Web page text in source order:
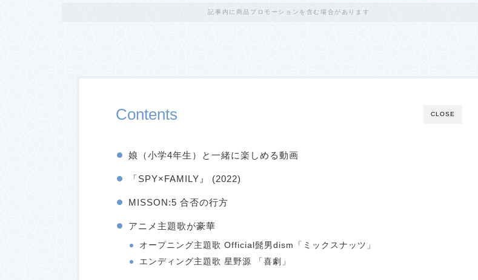
記事内に商品プロモーションを含む場合があります
CLOSE
Contents
娘（小学4年生）と一緒に楽しめる動画
「SPY×FAMILY』 (2022)
MISSON:5 合否の行方
アニメ主題歌が豪華
オープニング主題歌 Official髭男dism「ミックスナッツ」
エンディング主題歌 星野源 「喜劇」